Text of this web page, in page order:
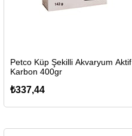
Petco Küp Şekilli Akvaryum Aktif
Karbon 400gr
₺337,44